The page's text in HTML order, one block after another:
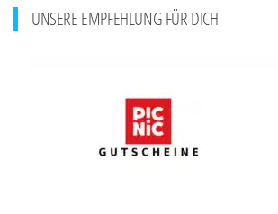
UNSERE EMPFEHLUNG FÜR DICH